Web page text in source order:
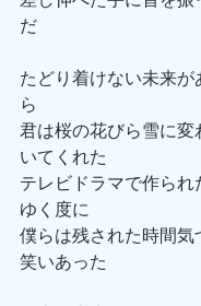
だ
たどり着けない未来
ら
君は桜の花びら雪に変
いてくれた
テレビドラマで作られ
ゆく度に
僕らは残された時間気
笑いあった